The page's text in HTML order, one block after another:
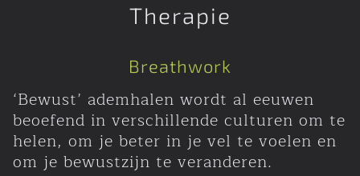
Therapie
Breathwork
‘Bewust’ ademhalen wordt al eeuwen
beoefend in verschillende culturen om te
helen, om je beter in je vel te voelen en
om je bewustzijn te veranderen.